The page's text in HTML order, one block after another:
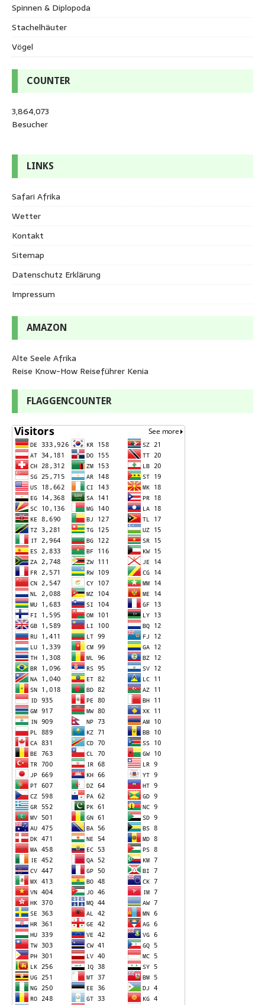
Spinnen & Diplopoda
Stachelhäuter
Vögel
COUNTER
3,864,073
Besucher
LINKS
Safari Afrika
Wetter
Kontakt
Sitemap
Datenschutz Erklärung
Impressum
AMAZON
Alte Seele Afrika
Reise Know-How Reiseführer Kenia
FLAGGENCOUNTER